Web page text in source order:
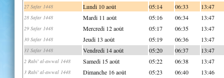
27 Safar 1448 Lundi 10 août 05:14 06:33 13:47
28 Safar 1448 Mardi 11 août 05:16 06:34 13:47
29 Safar 1448 Mercredi 12 août 05:17 06:35 13:47
30 Safar 1448 Jeudi 13 août 05:19 06:36 13:47
31 Safar 1448 Vendredi 14 août 05:20 06:37 13:47
2 Rabi' al-awwal 1448 Samedi 15 août 05:22 06:38 13:47
3 Rabi' al-awwal 1448 Dimanche 16 août 05:23 06:40 13:46